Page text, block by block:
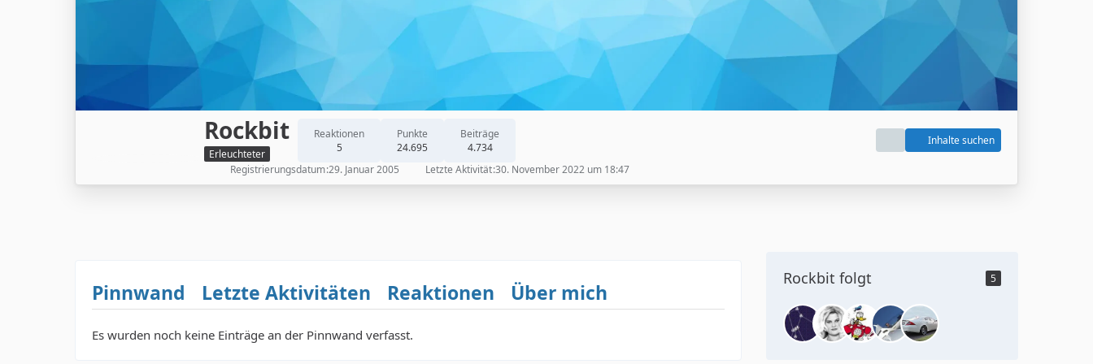
Rockbit
Erleuchteter
Reaktionen
5
Punkte
24.695
Beiträge
4.734
Inhalte suchen
Registrierungsdatum 29. Januar 2005 Letzte Aktivität 30. November 2022 um 18:47
Pinnwand Letzte Aktivitäten Reaktionen Über mich
Es wurden noch keine Einträge an der Pinnwand verfasst.
Rockbit folgt 5